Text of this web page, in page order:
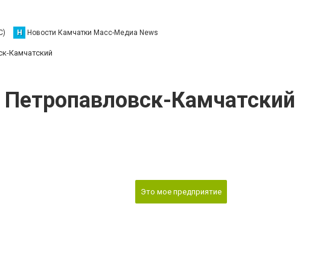
Н Новости Камчатки Масс-Медиа News
Камчатский
Камчатский
Это мое предприятие